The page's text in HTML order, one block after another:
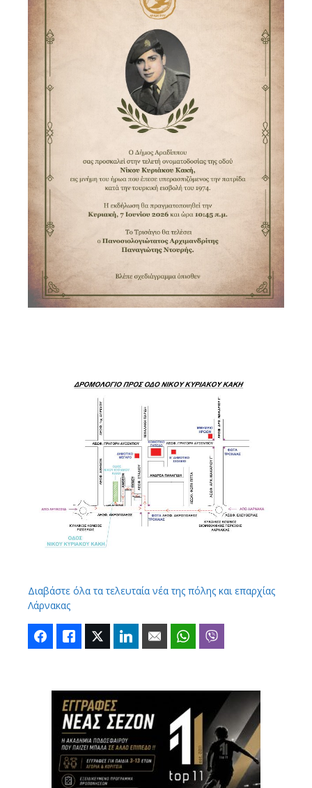
Διαβάστε όλα τα τελευταία νέα της πόλης και επαρχίας
Λάρνακας
FacebookLike Twitter LinkedIn Email WhatsApp